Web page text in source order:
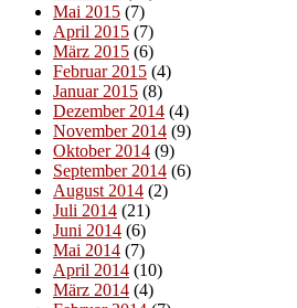
Mai 2015 (7)
April 2015 (7)
März 2015 (6)
Februar 2015 (4)
Januar 2015 (8)
Dezember 2014 (4)
November 2014 (9)
Oktober 2014 (9)
September 2014 (6)
August 2014 (2)
Juli 2014 (21)
Juni 2014 (6)
Mai 2014 (7)
April 2014 (10)
März 2014 (4)